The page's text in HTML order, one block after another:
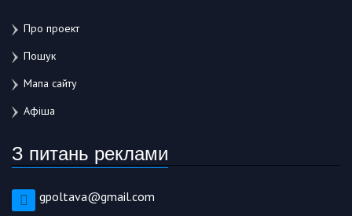
Про проект
Пошук
Мапа сайту
Афіша
З питань реклами
gpoltava@gmail.com